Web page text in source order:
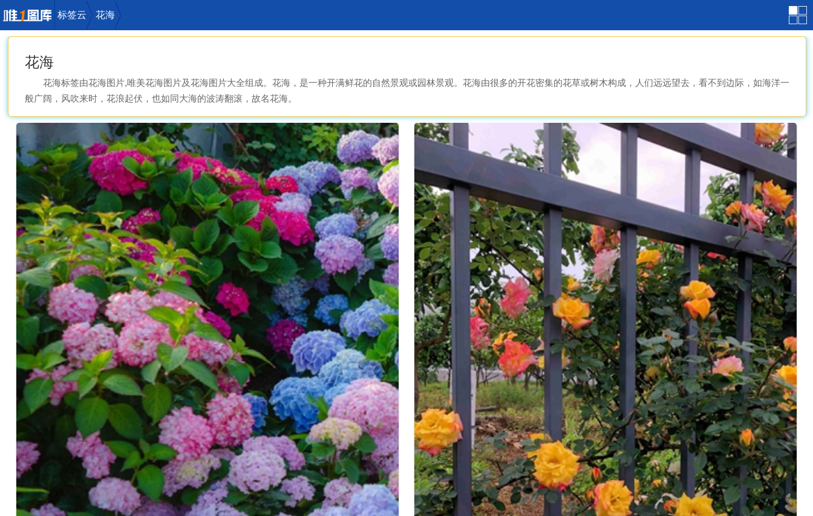
唯一图库
标签云 花海
花海
花海标签由花海图片,唯美花海图片及花海图片大全组成。花海，是一种开满鲜花的自然景观或园林景观。花海由很多的开花密集的花草或树木构成，人们远远望去，看不到边际，如海洋一
般广阔，风吹来时，花浪起伏，也如同大海的波涛翻滚，故名花海。